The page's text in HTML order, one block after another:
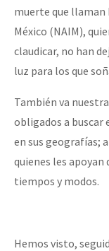
muerte que
México (NAIM),
claudicar, no han
luz para los que
También va
obligados a buscar
en sus geografías;
quienes les
tiempos y modos.
Hemos visto,